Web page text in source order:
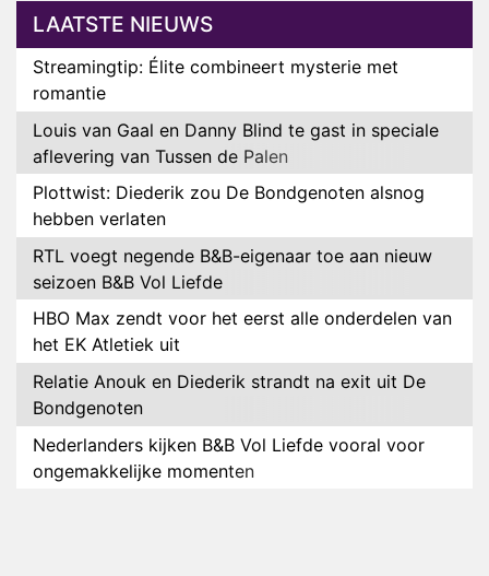
LAATSTE NIEUWS
Streamingtip: Élite combineert mysterie met
romantie
Louis van Gaal en Danny Blind te gast in speciale
aflevering van Tussen de Palen
Plottwist: Diederik zou De Bondgenoten alsnog
hebben verlaten
RTL voegt negende B&B-eigenaar toe aan nieuw
seizoen B&B Vol Liefde
HBO Max zendt voor het eerst alle onderdelen van
het EK Atletiek uit
Relatie Anouk en Diederik strandt na exit uit De
Bondgenoten
Nederlanders kijken B&B Vol Liefde vooral voor
ongemakkelijke momenten